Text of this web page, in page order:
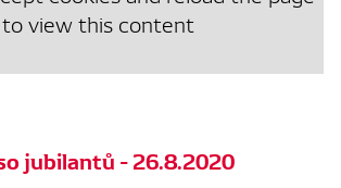
to view this content
jubilantů - 26.8.2020